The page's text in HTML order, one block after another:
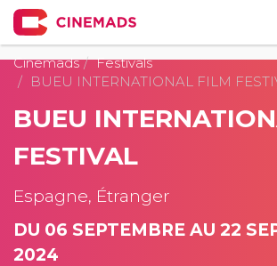
Cinemads
Festivals
BUEU INTERNATIONAL FILM
BUEU
FESTIVAL
Espagne, Étranger
DU 06 SEPTEMBRE AU 22
2024